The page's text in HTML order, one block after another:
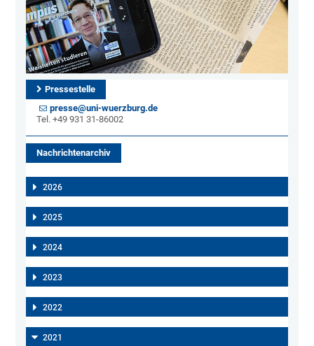
Pressestelle
presse@uni-wuerzburg.de
Tel. +49 931 31-86002
Nachrichtenarchiv
2026
2025
2024
2023
2022
2021